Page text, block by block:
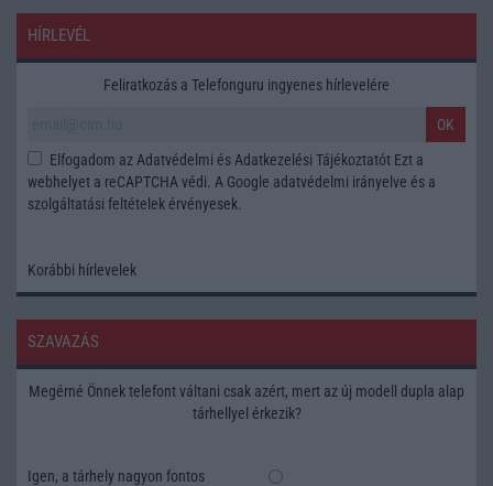
HÍRLEVÉL
Feliratkozás a Telefonguru ingyenes hírlevelére
OK
Elfogadom azAdatvédelmi és Adatkezelési Tájékoztatót Ezt a
webhelyet a reCAPTCHA védi. A Google adatvédelmi irányelve és a
szolgáltatási feltételek érvényesek.
Korábbi hírlevelek
SZAVAZÁS
Megérné Önnek telefont váltani csak azért, mert az új modell dupla alap
tárhellyel érkezik?
Igen, a tárhely nagyon fontos